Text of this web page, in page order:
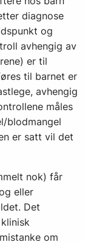
diagnose
og
avhengig av
er til
til barnet er
avhengig
måles
blodmangel
er satt vil det
nok) får
eller
Det
om